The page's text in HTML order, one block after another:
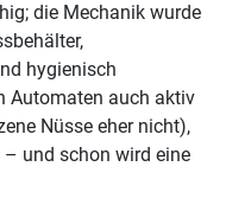
die Mechanik wurde
hygienisch
Automaten auch aktiv
Nüsse eher nicht),
– und schon wird eine